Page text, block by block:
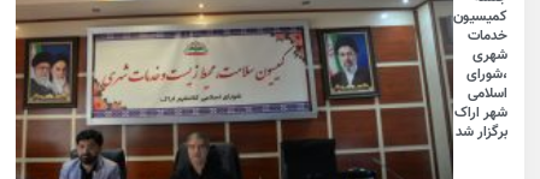
کمیسیون
خدمات
شهری
،شورای
اسلامی
شهر اراک
برگزار شد